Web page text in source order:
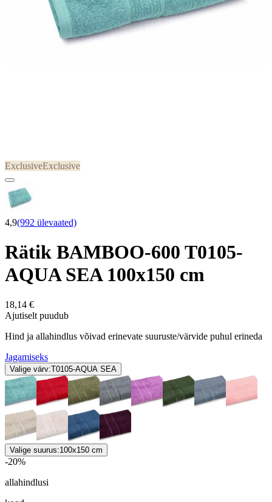
ExclusiveExclusive
4,9(992 ülevaated)
Rätik BAMBOO-600 T0105-
AQUA SEA 100x150 cm
18,14 €
Ajutiselt puudub
Hind ja allahindlus võivad erinevate suuruste/värvide puhul erineda
Jagamiseks
Valige värv:T0105-AQUA SEA
Valige suurus:100x150 cm
-20%
allahindlusi